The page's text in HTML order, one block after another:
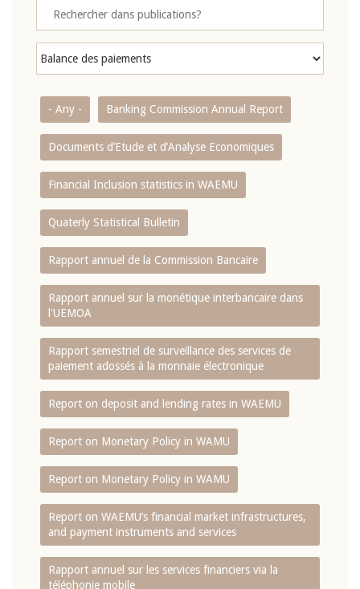
- Any - Banking Commission Annual Report
Documents d’Etude et d’Analyse Economiques
Financial Inclusion statistics in WAEMU
Quaterly Statistical Bulletin
Rapport annuel de la Commission Bancaire
Rapport annuel sur la monétique interbancaire dans
l'UEMOA
Rapport semestriel de surveillance des services de
paiement adossés à la monnaie électronique
Report on deposit and lending rates in WAEMU
Report on Monetary Policy in WAMU
Report on Monetary Policy in WAMU
Report on WAEMU’s financial market infrastructures,
and payment instruments and services
Rapport annuel sur les services financiers via la
téléphonie mobile